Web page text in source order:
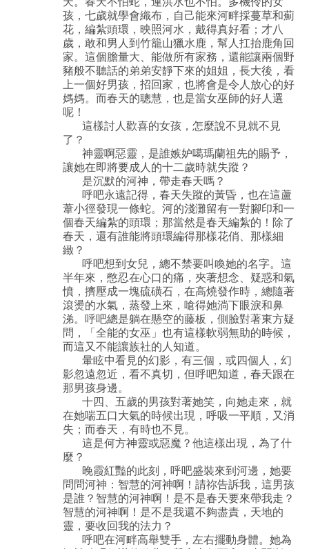
孩，七歲就學會織布，自己能來河畔採蔓草和薊
花，編紮頭環，映照河水，戴得真好看；才八
歲，敢和男人到竹籠山獵水鹿，幫人扛抬鹿角回
家。這個膽量大、能做所有家務，還能讓兩個野
豬般不聽話的弟弟安靜下來的姐姐，長大後，看
上一個好男孩，招回家，也將會是令人放心的好
媽媽。而春天的聰慧，也是當女巫師的好人選
呢！
這樣討人歡喜的女孩，怎麼說不見就不見
了？
神靈啊惡靈，是誰嫉妒噶瑪蘭祖先的賜予，
讓她在即將要成人的十二歲時就失蹤？
是沉默的河神，帶走春天嗎？
呼吧永遠記得，春天失蹤的黃昏，也在這蘆
葦小徑發現一條蛇。河的淺灘留有一對腳印和一
個春天編紮的頭環；那當然是春天編紮的！除了
春天，還有誰能將頭環編得那樣花俏、那樣細
緻？
呼吧想到女兒，總不禁要叫喚她的名字。這
半年來，憋忍在心口的痛，夾著想念、疑惑和氣
憤，擠壓成一塊硫磺石，在高燒發作時，總隨著
滾燙的水氣，蒸發上來，嗆得她淌下眼淚和鼻
涕。呼吧總是躺在懸空的藤板，側臉對著東方疑
問，「全能的女巫」也有這樣軟弱無助的時候，
而這又不能讓族社的人知道。
暈眩中看見的幻影，有三個，或四個人，幻
影忽遠忽近，看不真切，但呼吧知道，春天跟在
那男孩身邊。
十四、五歲的男孩對著她笑，向她走來，就
在她喘五口大氣的時候出現，呼吸一平順，又消
失；而春天，有時也不見。
這是何方神靈或惡魔？他這樣出現，為了什
麼？
晚霞紅豔的此刻，呼吧盛裝來到河邊，她要
問問河神：智慧的河神啊！請祢告訴我，這男孩
是誰？智慧的河神啊！是不是春天要來帶我走？
智慧的河神啊！是不是我還不夠盡責，天地的
靈，要收回我的法力？
呼吧在河畔高舉雙手，左右擺動身體。她為